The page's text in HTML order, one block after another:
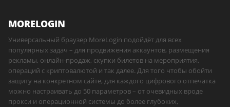
MORELOGIN
Универсальный браузер MoreLogin подойдёт для всех
популярных задач – для продвижения аккаунтов, размещения
рекламы, онлайн-продаж, скупки билетов на мероприятия,
операций с криптовалютой и так далее. Для того чтобы обойти
защиту на конкретном сайте, для каждого цифрового отпечатка
можно настраивать до 50 параметров – от очевидных вроде
прокси и операционной системы до более глубоких,